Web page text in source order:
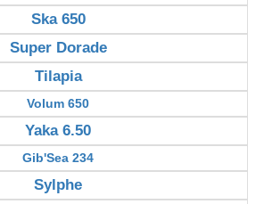
Ska 650
Super Dorade
Tilapia
Volum 650
Yaka 6.50
Gib'Sea 234
Sylphe